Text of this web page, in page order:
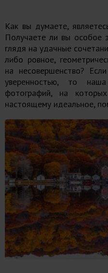
Как вы думаете,
Получаете ли вы особое
глядя на удачные
либо ровное,
на несовершенство?
уверенностью, то
фотографий, на
настоящему идеальное,